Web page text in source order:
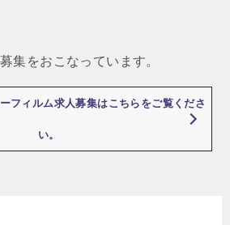
集をおこなっています。
フィルム求人募集はこちらをご覧くださ
い。